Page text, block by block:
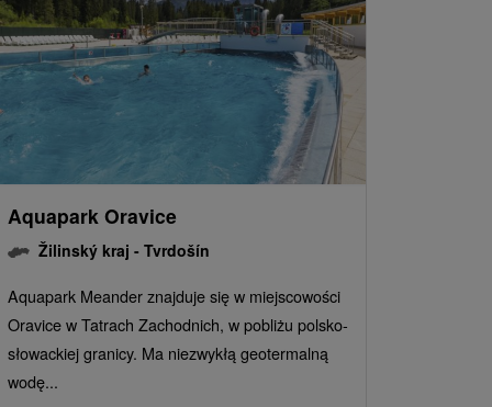
Aquapark Oravice
Žilinský kraj - Tvrdošín
Aquapark Meander znajduje się w miejscowości
Oravice w Tatrach Zachodnich, w pobliżu polsko-
słowackiej granicy. Ma niezwykłą geotermalną
wodę...